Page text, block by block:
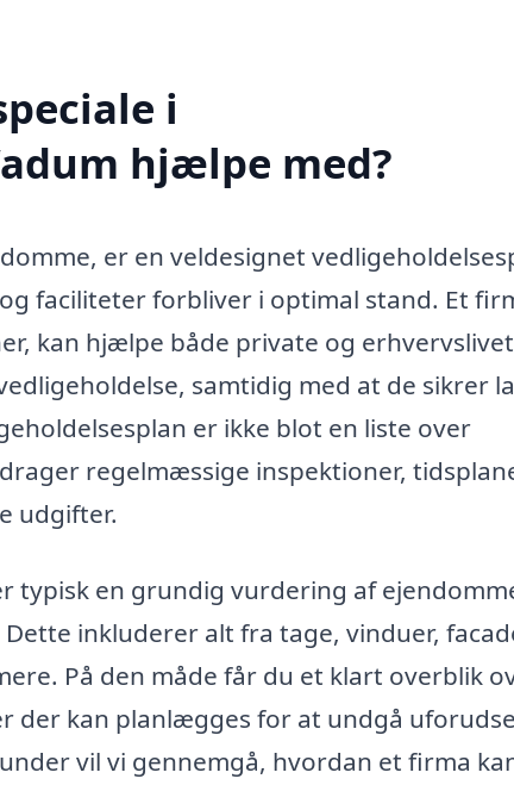
i
hjælpe med?
er en veldesignet
faciliteter forbliver i optimal stand. Et
kan hjælpe både private og
samtidig med at de sikrer
er ikke blot en liste over
regelmæssige inspektioner,
udgifter.
typisk en grundig vurdering af
inkluderer alt fra tage, vinduer,
På den måde får du et klart overblik
der kan planlægges for at undgå
vil vi gennemgå, hvordan et firma